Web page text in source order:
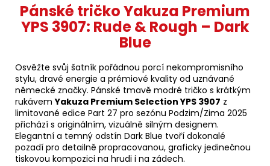
Pánské tričko Yakuza Premium
YPS 3907: Rude & Rough – Dark
Blue
Osvěžte svůj šatník pořádnou porcí nekompromisního
stylu, dravé energie a prémiové kvality od uznávané
německé značky. Pánské tmavě modré tričko s krátkým
rukávemYakuza Premium Selection YPS 3907 z
limitované edice Part 27 pro sezónu Podzim/Zima 2025
přichází s originálním, vizuálně silným designem.
Elegantní a temný odstín Dark Blue tvoří dokonalé
pozadí pro detailně propracovanou, graficky jedinečnou
tiskovou kompozici na hrudi i na zádech.